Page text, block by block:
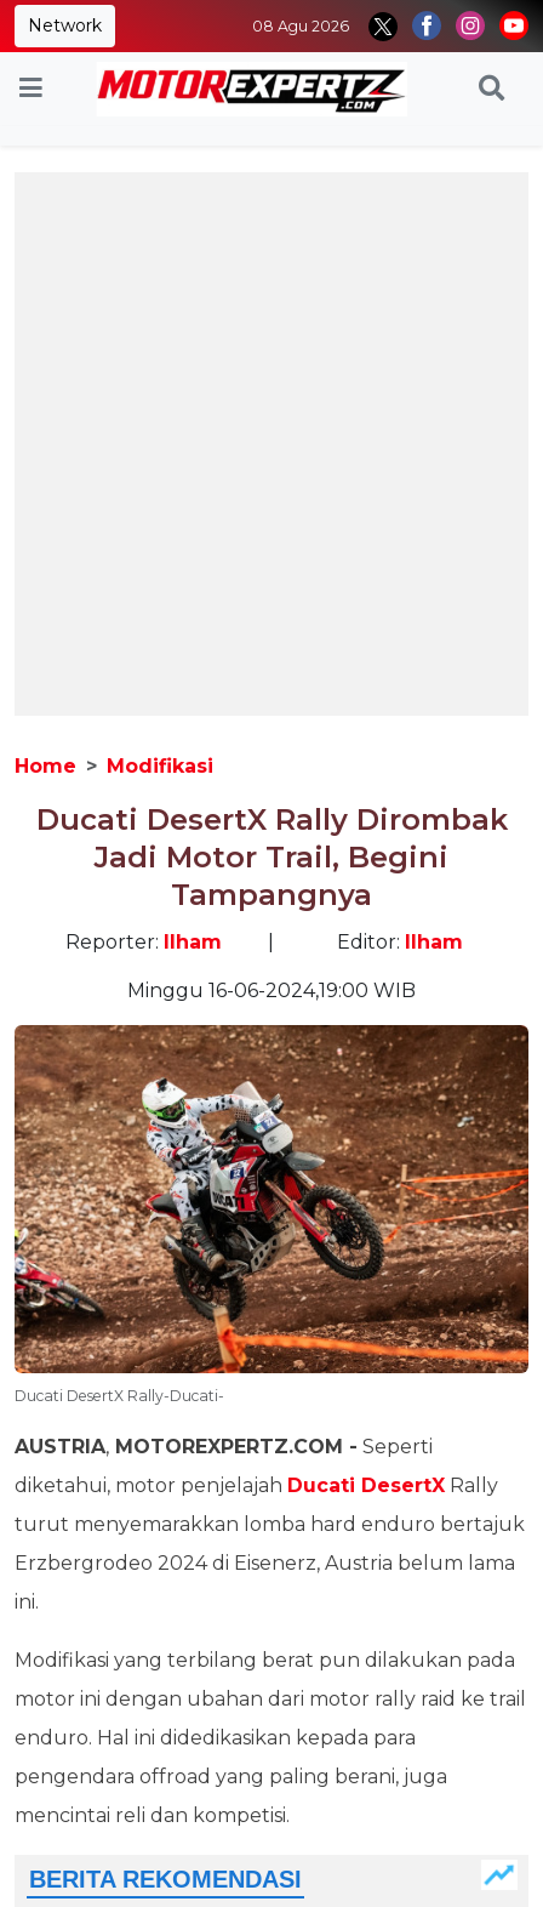
Network 08 Agu 2026
Home Modifikasi
Ducati DesertX Rally Dirombak
Jadi Motor Trail, Begini
Tampangnya
Reporter: Ilham Editor: Ilham
Minggu 16-06-2024,19:00 WIB
Ducati DesertX Rally-Ducati-
AUSTRIA, MOTOREXPERTZ.COM - Seperti
diketahui, motor penjelajah Ducati DesertX Rally
turut menyemarakkan lomba hard enduro bertajuk
Erzbergrodeo 2024 di Eisenerz, Austria belum lama
ini.
Modifikasi yang terbilang berat pun dilakukan pada
motor ini dengan ubahan dari motor rally raid ke trail
enduro. Hal ini didedikasikan kepada para
pengendara offroad yang paling berani, juga
mencintai reli dan kompetisi.